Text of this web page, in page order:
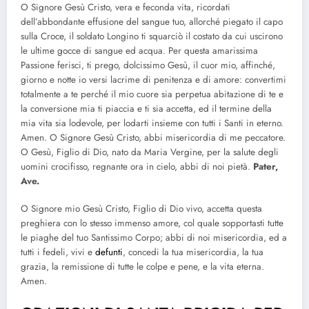
O Signore Gesù Cristo, vera e feconda vita, ricordati
dell’abbondante effusione del sangue tuo, allorché piegato il capo
sulla Croce, il soldato Longino ti squarciò il costato da cui uscirono
le ultime gocce di sangue ed acqua. Per questa amarissima
Passione ferisci, ti prego, dolcissimo Gesù, il cuor mio, affinché,
giorno e notte io versi lacrime di penitenza e di amore: convertimi
totalmente a te perché il mio cuore sia perpetua abitazione di te e
la conversione mia ti piaccia e ti sia accetta, ed il termine della
mia vita sia lodevole, per lodarti insieme con tutti i Santi in eterno.
Amen. O Signore Gesù Cristo, abbi misericordia di me peccatore.
O Gesù, Figlio di Dio, nato da Maria Vergine, per la salute degli
uomini crocifisso, regnante ora in cielo, abbi di noi pietà. Pater,
Ave.
O Signore mio Gesù Cristo, Figlio di Dio vivo, accetta questa
preghiera con lo stesso immenso amore, col quale sopportasti tutte
le piaghe del tuo Santissimo Corpo; abbi di noi misericordia, ed a
tutti i fedeli, vivi e defunti, concedi la tua misericordia, la tua
grazia, la remissione di tutte le colpe e pene, e la vita eterna.
Amen.